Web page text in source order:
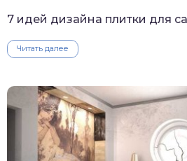
7 идей дизайна плитки для
Читать далее